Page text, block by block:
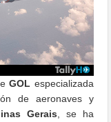
GOL especializada
de aeronaves y
Gerais , se ha